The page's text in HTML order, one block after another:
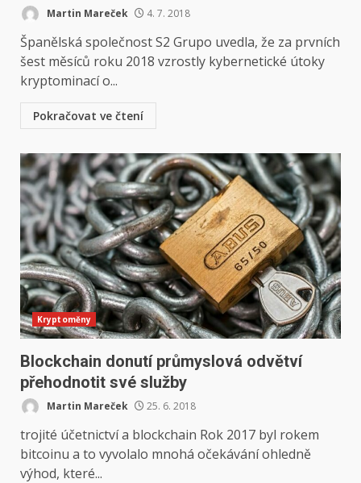
Martin Mareček 4. 7. 2018
Španělská společnost S2 Grupo uvedla, že za prvních
šest měsíců roku 2018 vzrostly kybernetické útoky
kryptominací o...
Pokračovat ve čtení
Kryptoměny
Blockchain donutí průmyslová odvětví
přehodnotit své služby
Martin Mareček 25. 6. 2018
trojité účetnictví a blockchain Rok 2017 byl rokem
bitcoinu a to vyvolalo mnohá očekávání ohledně
výhod, které...